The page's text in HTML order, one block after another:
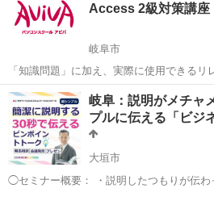
Access 2級対策講
岐阜市
「知識問題」に加え、実際に使用できるリ
を作成する「実技問題」を解くことで、実
格制度の、2級対策講座です。
岐阜 岐阜市 その他
岐阜：説明がメチャ
プルに伝える「ビジ
大垣市
◯セミナー概要： ・説明したつもりが伝わ